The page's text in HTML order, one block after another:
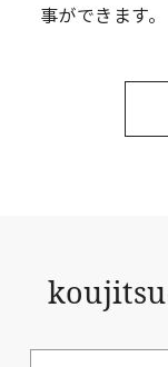
事ができます。
koujitsu